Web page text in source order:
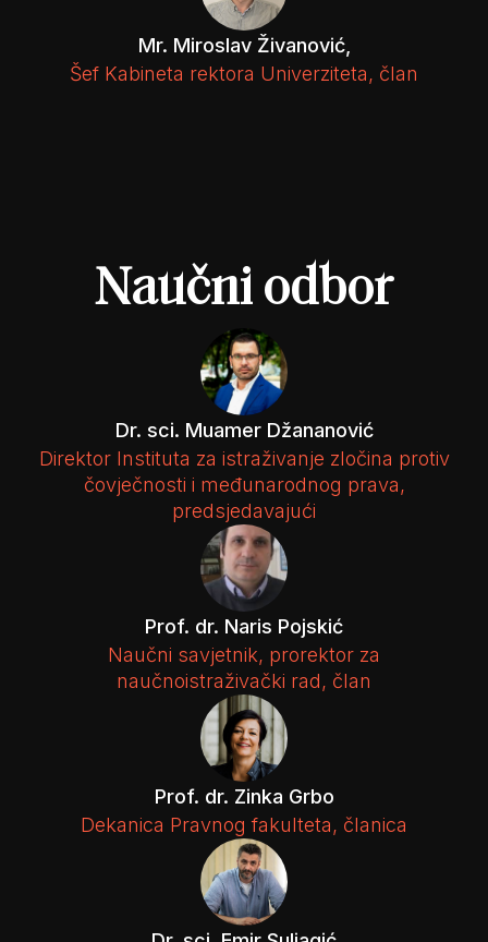
Mr. Miroslav Živanović,
Šef Kabineta rektora Univerziteta, član
Naučni odbor
Dr. sci. Muamer Džananović
Direktor Instituta za istraživanje zločina protiv
čovječnosti i međunarodnog prava,
predsjedavajući
Prof. dr. Naris Pojskić
Naučni savjetnik, prorektor za
naučnoistraživački rad, član
Prof. dr. Zinka Grbo
Dekanica Pravnog fakulteta, članica